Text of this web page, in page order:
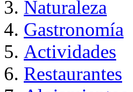
Naturaleza
Gastronomía
Actividades
Restaurantes